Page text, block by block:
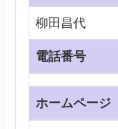
柳田昌代
電話番号
ホームページ